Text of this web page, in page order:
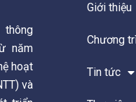
thông
năm
hoạt
và
Giới thiệu
Chương
Tin tức